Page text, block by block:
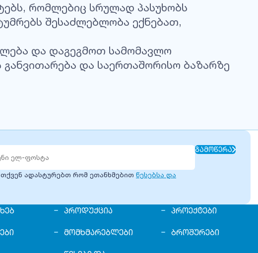
რომლებიც სრულად პასუხობს
შესაძლებლობა ექნებათ,
და დაგეგმოთ სამომავლო
და საერთაშორისო ბაზარზე
ადასტურებთ რომ ეთანხმებით წესებსა და
ᲒᲐᲛᲝᲬᲔᲠᲐ
ᲞᲠᲝᲓᲣᲥᲪᲘᲐ ᲞᲠᲝᲔᲥᲢᲔᲑᲘ
ᲛᲝᲛᲮᲛᲐᲠᲔᲑᲚᲔᲑᲘ ᲑᲠᲝᲨᲣᲠᲔᲑᲘ